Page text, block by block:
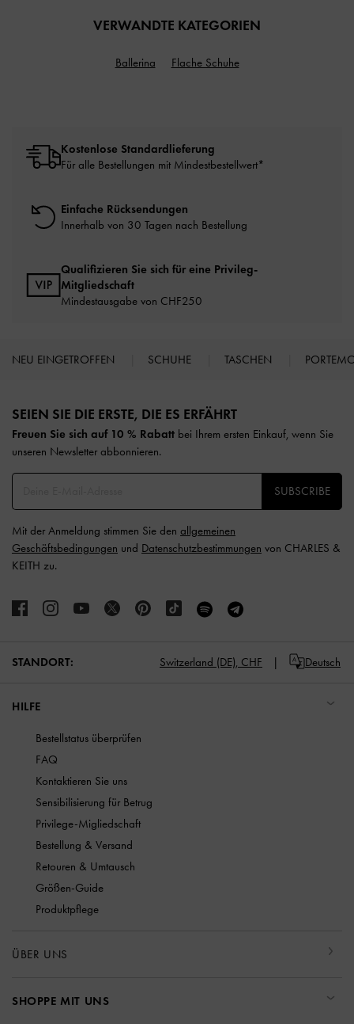
VERWANDTE KATEGORIEN
Ballerina Flache Schuhe
Kostenlose Standardlieferung
Für alle Bestellungen mit Mindestbestellwert*
Einfache Rücksendungen
Innerhalb von 30 Tagen nach Bestellung
Qualifizieren Sie sich für eine Privileg-
Mitgliedschaft
Mindestausgabe von CHF250
NEU EINGETROFFEN SCHUHE TASCHEN
SEIEN SIE DIE ERSTE, DIE ES ERFÄHRT​
Freuen Sie sich auf 10 % Rabatt bei Ihrem ersten Einkauf, wenn Sie
unseren Newsletter abbonnieren.​
SUBSCRIBE
Mit der Anmeldung stimmen Sie den allgemeinen
Geschäftsbedingungen und Datenschutzbestimmungen von CHARLES &
KEITH zu.
STANDORT: Switzerland (DE), CHF Deutsch
HILFE
Bestellstatus überprüfen
FAQ
Kontaktieren Sie uns
Sensibilisierung für Betrug
Privilege-Migliedschaft
Bestellung & Versand
Retouren & Umtausch
Größen-Guide
Produktpflege
ÜBER UNS
SHOPPE MIT UNS